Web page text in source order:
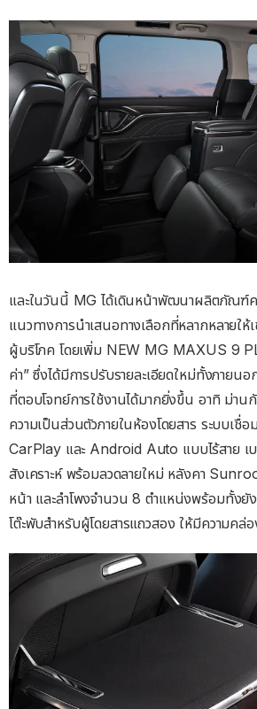
และในวันนี้ MG ได้เดินหน้าพัฒนาผลิตภัณฑ์
แนวทางการนำเสนอทางเลือกที่หลากหลายให้
ผู้บริโภค โดยเพิ่ม NEW MG MAXUS 9
ค่า” ซึ่งได้มีการปรับรายละเอียดใหม่ทั้งภายน
ที่ตอบโจทย์การใช้งานได้มากยิ่งขึ้น อาทิ ม่าน
ความเป็นส่วนตัวภายในห้องโดยสาร ระบบเชื่
CarPlay และ Android Auto แบบไร้สาย เ
สังเคราะห์ พร้อมลวดลายใหม่ หลังคา
หน้า และลำโพงจำนวน 8 ตำแหน่งพร้อมทั้ง
โต๊ะพับสำหรับผู้โดยสารแถวสอง ให้มีความคล่